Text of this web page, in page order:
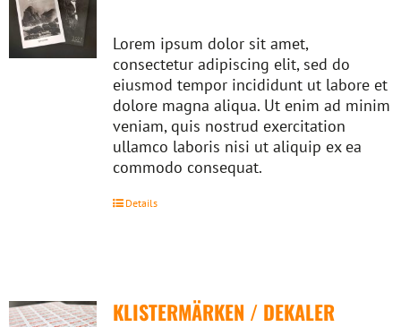
Lorem ipsum dolor sit amet,
consectetur adipiscing elit, sed do
eiusmod tempor incididunt ut labore et
dolore magna aliqua. Ut enim ad minim
veniam, quis nostrud exercitation
ullamco laboris nisi ut aliquip ex ea
commodo consequat.
Details
KLISTERMÄRKEN / DEKALER